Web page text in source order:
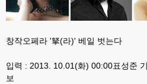
창작오페라 '拏(라)' 베일 벗는다
입력 : 2013. 10.01(화) 00:00표성준
보